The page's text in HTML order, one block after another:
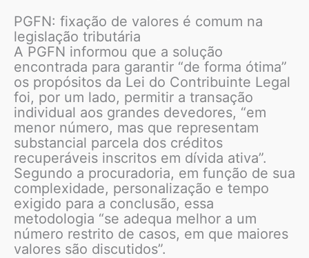
PGFN: fixação de valores é comum na
legislação tributária
A PGFN informou que a solução
encontrada para garantir “de forma ótima”
os propósitos da Lei do Contribuinte Legal
foi, por um lado, permitir a transação
individual aos grandes devedores, “em
menor número, mas que representam
substancial parcela dos créditos
recuperáveis inscritos em dívida ativa”.
Segundo a procuradoria, em função de sua
complexidade, personalização e tempo
exigido para a conclusão, essa
metodologia “se adequa melhor a um
número restrito de casos, em que maiores
valores são discutidos”.